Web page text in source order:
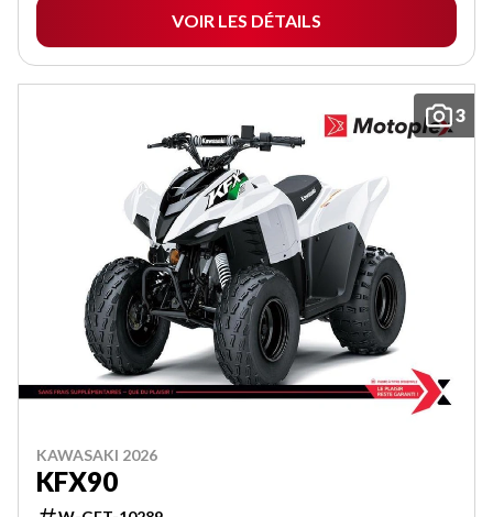
VOIR LES DÉTAILS
3
KAWASAKI 2026
KFX90